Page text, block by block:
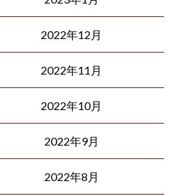
2022年12月
2022年11月
2022年10月
2022年9月
2022年8月